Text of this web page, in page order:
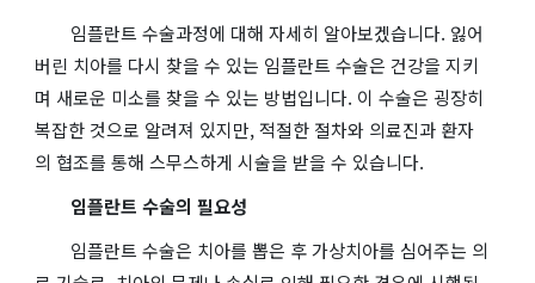
임플란트 수술과정에 대해 자세히 알아보겠습니다. 잃어
버린 치아를 다시 찾을 수 있는 임플란트 수술은 건강을 지키
며 새로운 미소를 찾을 수 있는 방법입니다. 이 수술은 굉장히
복잡한 것으로 알려져 있지만, 적절한 절차와 의료진과 환자
의 협조를 통해 스무스하게 시술을 받을 수 있습니다.
임플란트 수술의 필요성
임플란트 수술은 치아를 뽑은 후 가상치아를 심어주는 의